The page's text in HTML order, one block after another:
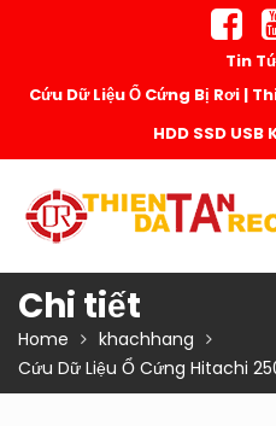
Tin
Cứu Dữ Liệu Ổ Cứng Bị Rơi |
HDD SSD USB
Chi tiết
Home
khachhang
Cứu Dữ Liệu Ổ Cứng Hitachi